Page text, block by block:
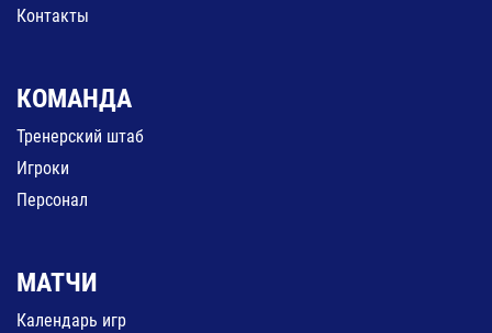
Контакты
КОМАНДА
Тренерский штаб
Игроки
Персонал
МАТЧИ
Календарь игр